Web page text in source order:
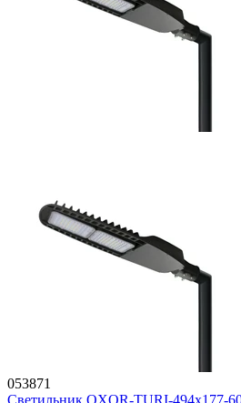
053871
Светильник OXOR-TURI-494х177-